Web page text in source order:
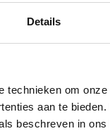
Details
om
aan te
beschreven in ons